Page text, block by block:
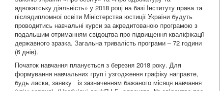
адвокатську діяльність» у 2018 році на базі Інституту права та
післядипломної освіти Міністерства юстиції України будуть
проводитись навчальні курси за акредитованою програмою з
подальшим отриманням свідоцтва про підвищення кваліфікації
державного зразка. Загальна тривалість програми – 72 години
(6 днів).
Початок навчання планується з березня 2018 року. Для
формування навчальних груп і узгодження графіку направте,
будь ласка, заявку із зазначенням бажаного місяця навчання